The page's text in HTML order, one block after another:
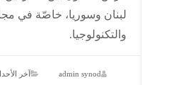
لبنان وسوريا، خاصّة في
والتكنولوجيا.
admin synod آخر